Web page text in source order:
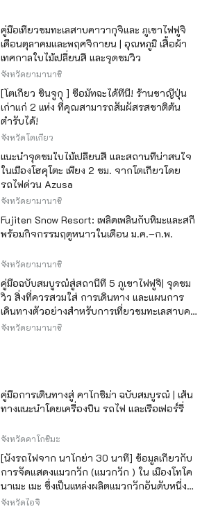
คู่มือเที่ยวชมทะเลสาบคาวากุจิและ ภูเขาไฟฟูจิ
เดือนตุลาคมและพฤศจิกายน | อุณหภูมิ เสื้อผ้า
เทศกาลใบไม้เปลี่ยนสี และจุดชมวิว
จังหวัดยามานาชิ
[โตเกียว ชินจูกุ ] ซื้อมัทฉะได้ที่นี่! ร้านชาญี่ปุ่น
เก่าแก่ 2 แห่ง ที่คุณสามารถสัมผัสรสชาติต้น
ตำรับได้!
จังหวัดโตเกียว
แนะนำจุดชมใบไม้เปลี่ยนสี และสถานที่น่าสนใจ
ในเมืองโฮคุโตะ เพียง 2 ชม. จากโตเกียวโดย
รถไฟด่วน Azusa
จังหวัดยามานาชิ
Fujiten Snow Resort: เพลิดเพลินกับหิมะและสกี
พร้อมกิจกรรมฤดูหนาวในเดือน ม.ค.–ก.พ.
จังหวัดยามานาชิ
คู่มือฉบับสมบูรณ์สู่สถานีที่ 5 ภูเขาไฟฟูจิ| จุดชม
วิว สิ่งที่ควรสวมใส่ การเดินทาง และแผนการ
เดินทางตัวอย่างสำหรับการเที่ยวชมทะเลสาบคา
วากุจิ
จังหวัดยามานาชิ
คู่มือการเดินทางสู่ คาโกชิม่า ฉบับสมบูรณ์ | เส้น
ทางแนะนำโดยเครื่องบิน รถไฟ และเรือเฟอร์รี่
จังหวัดคาโกชิมะ
[นั่งรถไฟจาก นาโกย่า 30 นาที] ข้อมูลเกี่ยวกับ
การจัดแสดงแมวกวัก (แมวกวัก ) ใน เมืองโทโค
นาเมะ เมะ ซึ่งเป็นแหล่งผลิตแมวกวักอันดับหนึ่ง
ของญี่ปุ่น
จังหวัดไอจิ